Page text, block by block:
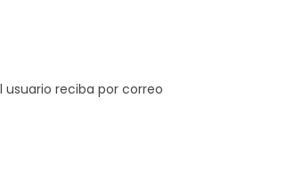
reciba por correo